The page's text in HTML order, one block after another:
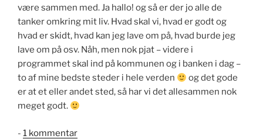
være sammen med. Ja hallo! og så er der jo alle de
tanker omkring mit liv. Hvad skal vi, hvad er godt og
hvad er skidt, hvad kan jeg lave om på, hvad burde jeg
lave om på osv. Nåh, men nok pjat – videre i
programmet skal ind på kommunen og i banken i dag –
to af mine bedste steder i hele verden
og det gode
er at et eller andet sted, så har vi det allesammen nok
meget godt.
- 1 kommentartil